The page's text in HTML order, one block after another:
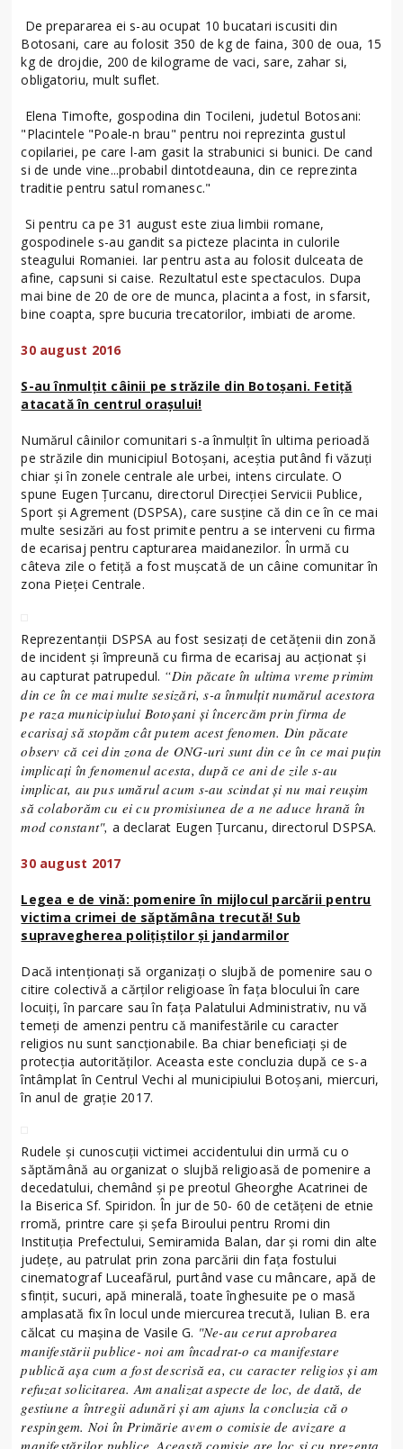
De prepararea ei s-au ocupat 10 bucatari iscusiti din
Botosani, care au folosit 350 de kg de faina, 300 de oua, 15
kg de drojdie, 200 de kilograme de vaci, sare, zahar si,
obligatoriu, mult suflet.
Elena Timofte, gospodina din Tocileni, judetul Botosani:
"Placintele "Poale-n brau" pentru noi reprezinta gustul
copilariei, pe care l-am gasit la strabunici si bunici. De cand
si de unde vine...probabil dintotdeauna, din ce reprezinta
traditie pentru satul romanesc."
Si pentru ca pe 31 august este ziua limbii romane,
gospodinele s-au gandit sa picteze placinta in culorile
steagului Romaniei. Iar pentru asta au folosit dulceata de
afine, capsuni si caise. Rezultatul este spectaculos. Dupa
mai bine de 20 de ore de munca, placinta a fost, in sfarsit,
bine coapta, spre bucuria trecatorilor, imbiati de arome.
30 august 2016
S-au înmulţit câinii pe străzile din Botoşani. Fetiţă
atacată în centrul oraşului!
Numărul câinilor comunitari s-a înmulţit în ultima perioadă
pe străzile din municipiul Botoşani, aceştia putând fi văzuţi
chiar şi în zonele centrale ale urbei, intens circulate. O
spune Eugen Ţurcanu, directorul Direcţiei Servicii Publice,
Sport şi Agrement (DSPSA), care susţine că din ce în ce mai
multe sesizări au fost primite pentru a se interveni cu firma
de ecarisaj pentru capturarea maidanezilor. În urmă cu
câteva zile o fetiţă a fost muşcată de un câine comunitar în
zona Pieţei Centrale.
Reprezentanţii DSPSA au fost sesizaţi de cetăţenii din zonă
de incident şi împreună cu firma de ecarisaj au acţionat şi
au capturat patrupedul. “Din păcate în ultima vreme primim
din ce în ce mai multe sesizări, s-a înmulţit numărul acestora
pe raza municipiului Botoşani şi încercăm prin firma de
ecarisaj să stopăm cât putem acest fenomen. Din păcate
observ că cei din zona de ONG-uri sunt din ce în ce mai puţin
implicaţi în fenomenul acesta, după ce ani de zile s-au
implicat, au pus umărul acum s-au scindat şi nu mai reuşim
să colaborăm cu ei cu promisiunea de a ne aduce hrană în
mod constant", a declarat Eugen Ţurcanu, directorul DSPSA.
30 august 2017
Legea e de vină: pomenire în mijlocul parcării pentru
victima crimei de săptămâna trecută! Sub
supravegherea poliţiştilor şi jandarmilor
Dacă intenţionaţi să organizaţi o slujbă de pomenire sau o
citire colectivă a cărţilor religioase în faţa blocului în care
locuiţi, în parcare sau în faţa Palatului Administrativ, nu vă
temeţi de amenzi pentru că manifestările cu caracter
religios nu sunt sancţionabile. Ba chiar beneficiaţi şi de
protecţia autorităţilor. Aceasta este concluzia după ce s-a
întâmplat în Centrul Vechi al municipiului Botoşani, miercuri,
în anul de graţie 2017.
Rudele şi cunoscuţii victimei accidentului din urmă cu o
săptămână au organizat o slujbă religioasă de pomenire a
decedatului, chemând şi pe preotul Gheorghe Acatrinei de
la Biserica Sf. Spiridon. În jur de 50- 60 de cetăţeni de etnie
rromă, printre care şi şefa Biroului pentru Rromi din
Instituţia Prefectului, Semiramida Balan, dar şi romi din alte
judeţe, au patrulat prin zona parcării din faţa fostului
cinematograf Luceafărul, purtând vase cu mâncare, apă de
sfinţit, sucuri, apă minerală, toate înghesuite pe o masă
amplasată fix în locul unde miercurea trecută, Iulian B. era
călcat cu maşina de Vasile G. "Ne-au cerut aprobarea
manifestării publice- noi am încadrat-o ca manifestare
publică aşa cum a fost descrisă ea, cu caracter religios şi am
refuzat solicitarea. Am analizat aspecte de loc, de dată, de
gestiune a întregii adunări şi am ajuns la concluzia că o
respingem. Noi în Primărie avem o comisie de avizare a
manifestărilor publice. Această comisie are loc şi cu prezenţa